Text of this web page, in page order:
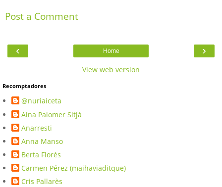
Post a Comment
‹ ›
Home
View web version
Recomptadores
@nuriaiceta
Aina Palomer Sitjà
Anarresti
Anna Manso
Berta Florés
Carmen Pérez (maihaviaditque)
Cris Pallarès